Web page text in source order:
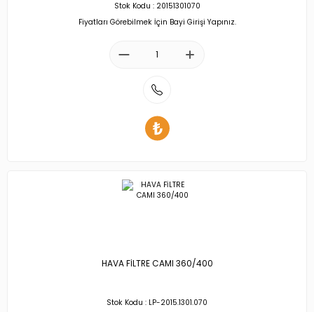
Stok Kodu : 20151301070
Fiyatları Görebilmek İçin Bayi Girişi Yapınız.
HAVA FİLTRE CAMI 360/400
Stok Kodu : LP-2015.1301.070